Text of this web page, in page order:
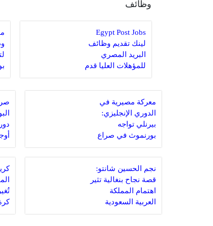
وظائف
Egypt Post Jobs
لينك تقديم وظائف
البريد المصري
للمؤهلات العليا قدم
الان
معركة مصيرية في
الدوري الإنجليزي:
بيرنلي تواجه
بورنموث في صراع
البقاء
نجم الحسين شانتو:
قصة نجاح بنغالية تثير
اهتمام المملكة
العربية السعودية